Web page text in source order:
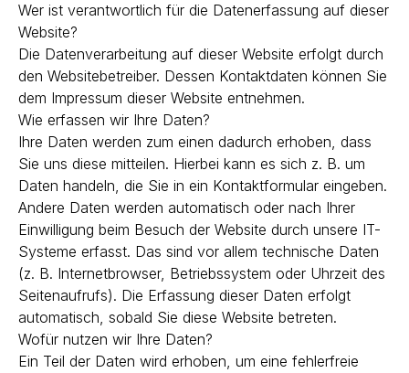
Wer ist verantwortlich für die Datenerfassung auf dieser
Website?
Die Datenverarbeitung auf dieser Website erfolgt durch
den Websitebetreiber. Dessen Kontaktdaten können Sie
dem Impressum dieser Website entnehmen.
Wie erfassen wir Ihre Daten?
Ihre Daten werden zum einen dadurch erhoben, dass
Sie uns diese mitteilen. Hierbei kann es sich z. B. um
Daten handeln, die Sie in ein Kontaktformular eingeben.
Andere Daten werden automatisch oder nach Ihrer
Einwilligung beim Besuch der Website durch unsere IT-
Systeme erfasst. Das sind vor allem technische Daten
(z. B. Internetbrowser, Betriebssystem oder Uhrzeit des
Seitenaufrufs). Die Erfassung dieser Daten erfolgt
automatisch, sobald Sie diese Website betreten.
Wofür nutzen wir Ihre Daten?
Ein Teil der Daten wird erhoben, um eine fehlerfreie